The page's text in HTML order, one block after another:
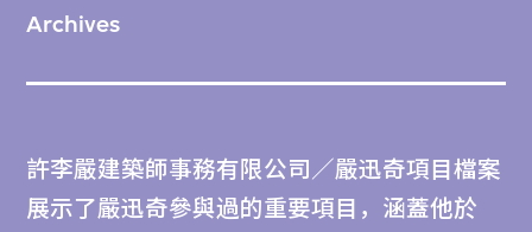
Archives
許李嚴建築師事務有限公司／嚴迅奇項目檔案
展示了嚴迅奇參與過的重要項目，涵蓋他於